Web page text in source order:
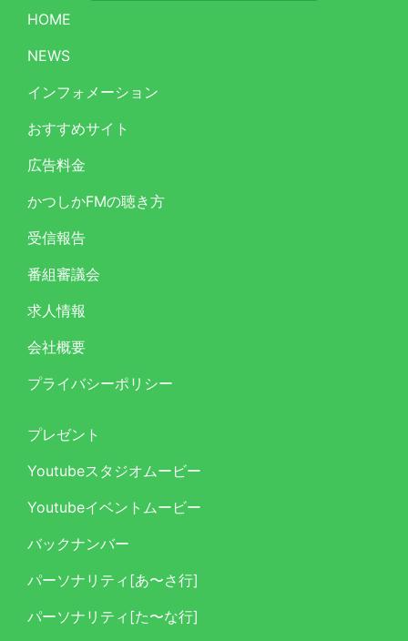
HOME
NEWS
インフォメーション
おすすめサイト
広告料金
かつしかFMの聴き方
受信報告
番組審議会
求人情報
会社概要
プライバシーポリシー
プレゼント
Youtubeスタジオムービー
Youtubeイベントムービー
バックナンバー
パーソナリティ[あ〜さ行]
パーソナリティ[た〜な行]